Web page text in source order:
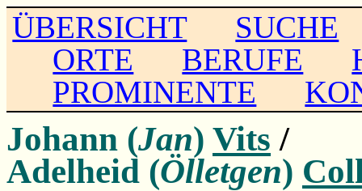
ÜBERSICHT
SUCHE
ORTE
BERUFE
PROMINENTE
Johann (Jan) Vits /
Adelheid (Ölletgen)